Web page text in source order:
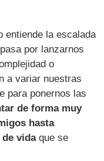
entiende la escalada
por lanzarnos
o
a variar nuestras
para ponernos las
de forma muy
hasta
vidaque se